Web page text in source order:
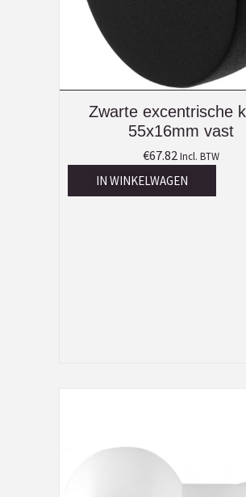
Zwarte excentrische
55x16mm vast
€67.82 Incl. BTW
IN WINKELWAGEN